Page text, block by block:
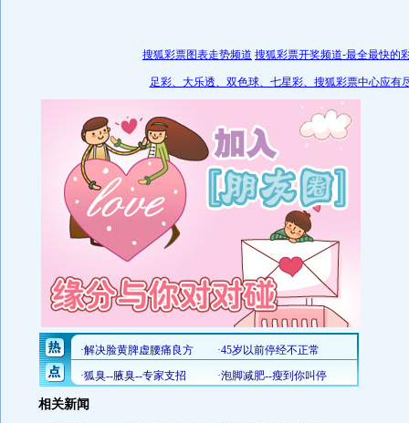
搜狐彩票图表走势频道 搜狐彩票开奖频道-最全最快的
足彩、大乐透、双色球、七星彩、搜狐彩票中心应有
相关新闻